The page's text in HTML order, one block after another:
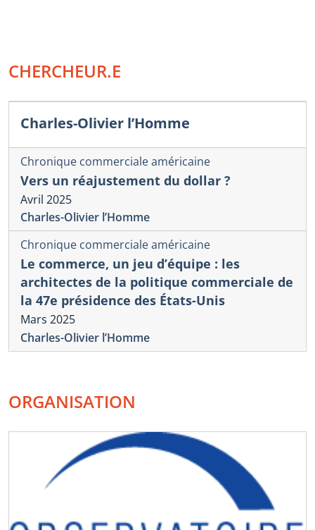
CHERCHEUR.E
Charles-Olivier l’Homme
Chronique commerciale américaine
Vers un réajustement du dollar ?
Avril 2025
Charles-Olivier l’Homme
Chronique commerciale américaine
Le commerce, un jeu d’équipe : les
architectes de la politique commerciale de
la 47e présidence des États-Unis
Mars 2025
Charles-Olivier l’Homme
ORGANISATION